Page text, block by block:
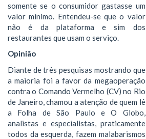
somente se o consumidor gastasse um
valor mínimo. Entendeu-se que o valor
não é da plataforma e sim dos
restaurantes que usam o serviço.
Opinião
Diante de três pesquisas mostrando que
a maioria foi a favor da megaoperação
contra o Comando Vermelho (CV) no Rio
de Janeiro, chamou a atenção de quem lê
a Folha de São Paulo e O Globo,
analistas e especialistas, praticamente
todos da esquerda, fazem malabarismos